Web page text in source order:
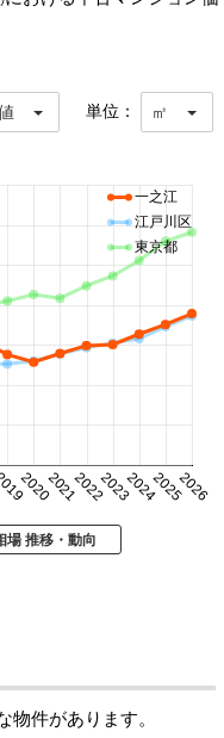
単位： ㎡
2020202120222023202420252026
一之江
江戸川区
東京都
場 推移・動向
件があります。